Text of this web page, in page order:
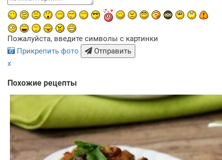
Пожалуйста, введите символы с картинки
Прикрепить фото
Отправить
x
Похожие рецепты